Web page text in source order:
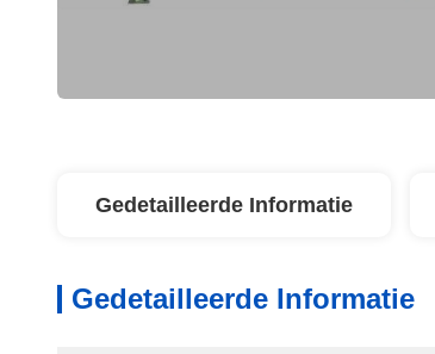
Gedetailleerde Informatie
Gedetailleerde Informatie